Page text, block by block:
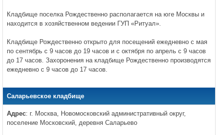
Кладбище поселка Рождественно располагается на юге Москвы и
находится в хозяйственном ведении ГУП «Ритуал».
Кладбище Рождественно открыто для посещений ежедневно с мая
по сентябрь с 9 часов до 19 часов и с октября по апрель с 9 часов
до 17 часов. Захоронения на кладбище Рождественно производятся
ежедневно с 9 часов до 17 часов.
Саларьевское кладбище
Адрес: г. Москва, Новомосковский административный округ,
поселение Московский, деревня Саларьево